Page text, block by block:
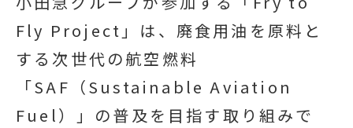
Fly Project」は、廃食用油を原料と
する次世代の航空燃料
「SAF（Sustainable Aviation
Fuel）」の普及を目指す取り組みで